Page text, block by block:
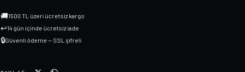
🚚1500 TL üzeri ücretsiz kargo
↩14 gün içinde ücretsiz iade
🔒Güvenli ödeme — SSL şifreli